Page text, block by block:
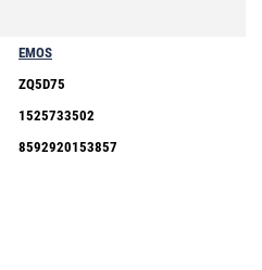
EMOS
ZQ5D75
1525733502
8592920153857